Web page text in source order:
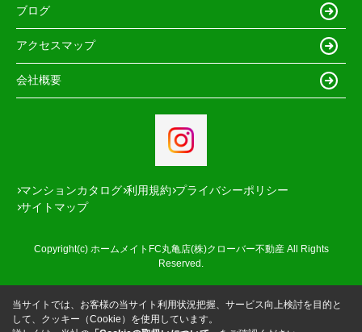
ブログ
アクセスマップ
会社概要
マンションカタログ 利用規約 プライバシーポリシー
サイトマップ
Copyright(c) ホームメイトFC丸亀店(株)クローバー不動産 All Rights
Reserved.
当サイトでは、お客様の当サイト利用状況把握、サービス向上検討を目的と
して、クッキー（Cookie）を使用しています。